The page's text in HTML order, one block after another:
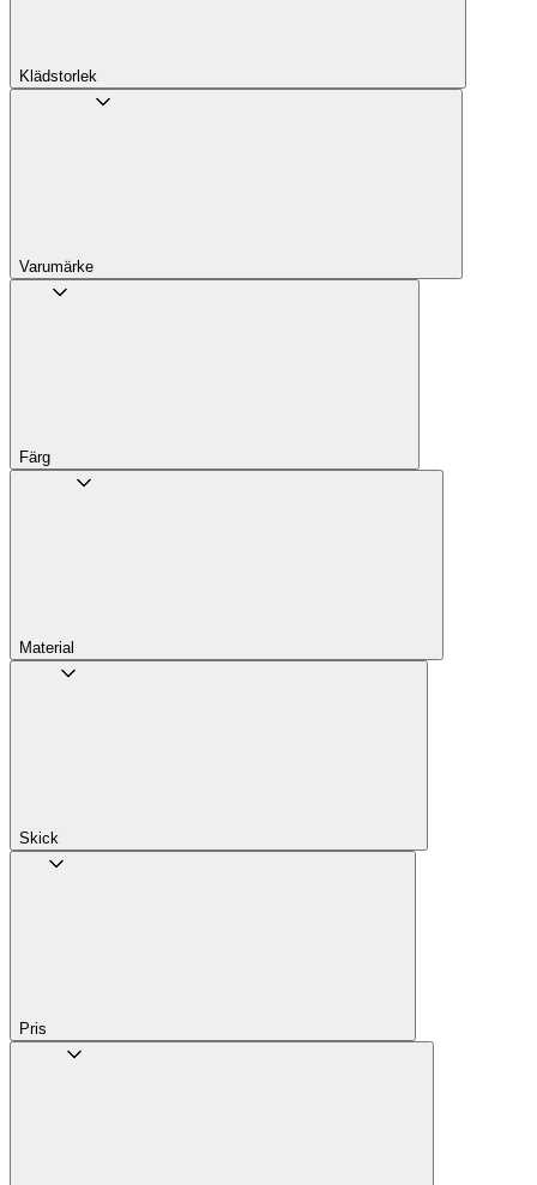
Klädstorlek
Varumärke
Färg
Material
Skick
Pris